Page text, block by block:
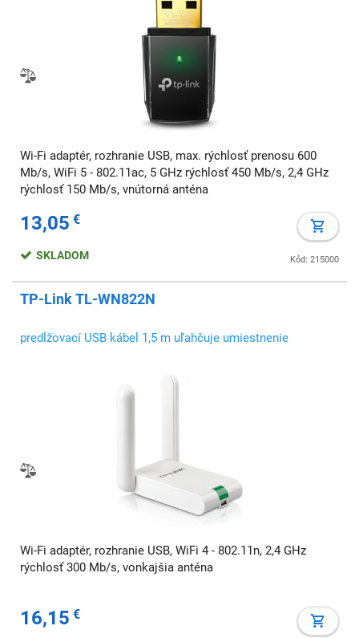
Wi-Fi adaptér, rozhranie USB, max. rýchlosť prenosu 600
Mb/s, WiFi 5 - 802.11ac, 5 GHz rýchlosť 450 Mb/s, 2,4 GHz
rýchlosť 150 Mb/s, vnútorná anténa
13,05 €
Kód: 215000
SKLADOM
TP-Link TL-WN822N
predlžovací USB kábel 1,5 m uľahčuje umiestnenie
Wi-Fi adaptér, rozhranie USB, WiFi 4 - 802.11n, 2,4 GHz
rýchlosť 300 Mb/s, vonkajšia anténa
16,15 €